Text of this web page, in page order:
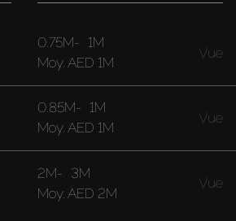
0.75M- 1M
Moy. AED 1M
Vue
0.85M- 1M
Moy. AED 1M
Vue
2M- 3M
Moy. AED 2M
Vue